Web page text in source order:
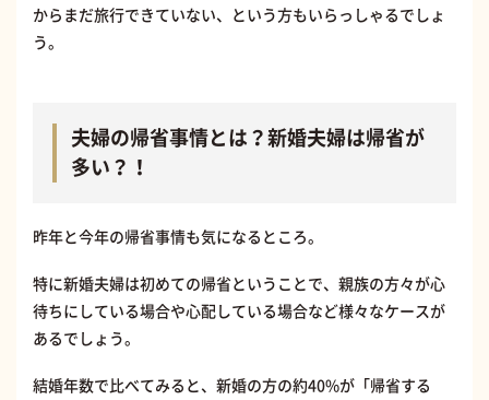
からまだ旅行できていない、という方もいらっしゃるでしょ
う。
夫婦の帰省事情とは？新婚夫婦は帰省が
多い？！
昨年と今年の帰省事情も気になるところ。
特に新婚夫婦は初めての帰省ということで、親族の方々が心
待ちにしている場合や心配している場合など様々なケースが
あるでしょう。
結婚年数で比べてみると、新婚の方の約40%が「帰省する